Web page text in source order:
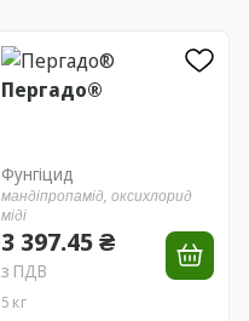
Пергадо®
Фунгіцид
мандіпропамід, оксихлорид
міді
3 397.45 ₴
з ПДВ
5 кг